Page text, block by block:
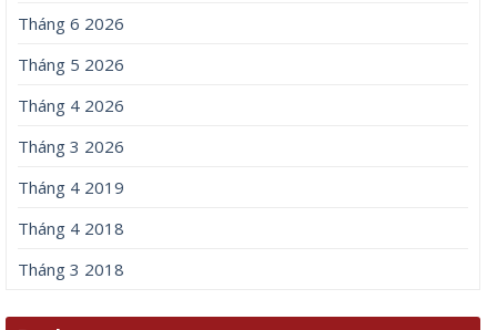
Tháng 6 2026
Tháng 5 2026
Tháng 4 2026
Tháng 3 2026
Tháng 4 2019
Tháng 4 2018
Tháng 3 2018